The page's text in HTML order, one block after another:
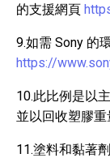
的支援網頁
9.如需 Sony 的
https://
10.此比例是以
並以回收塑膠重
11.塗料和黏著